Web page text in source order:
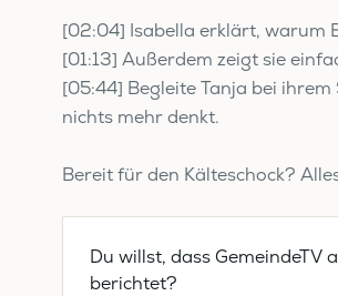
[02:04] Isabella erklärt, warum
[01:13] Außerdem zeigt sie
[05:44] Begleite Tanja bei
nichts mehr denkt.
Bereit für den Kälteschock?
Du willst, dass GemeindeTV
berichtet?